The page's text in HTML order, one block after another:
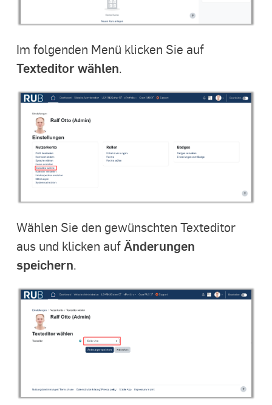
Im folgenden Menü klicken Sie auf
Texteditor wählen.
Wählen Sie den gewünschten Texteditor
aus und klicken aufÄnderungen
speichern.